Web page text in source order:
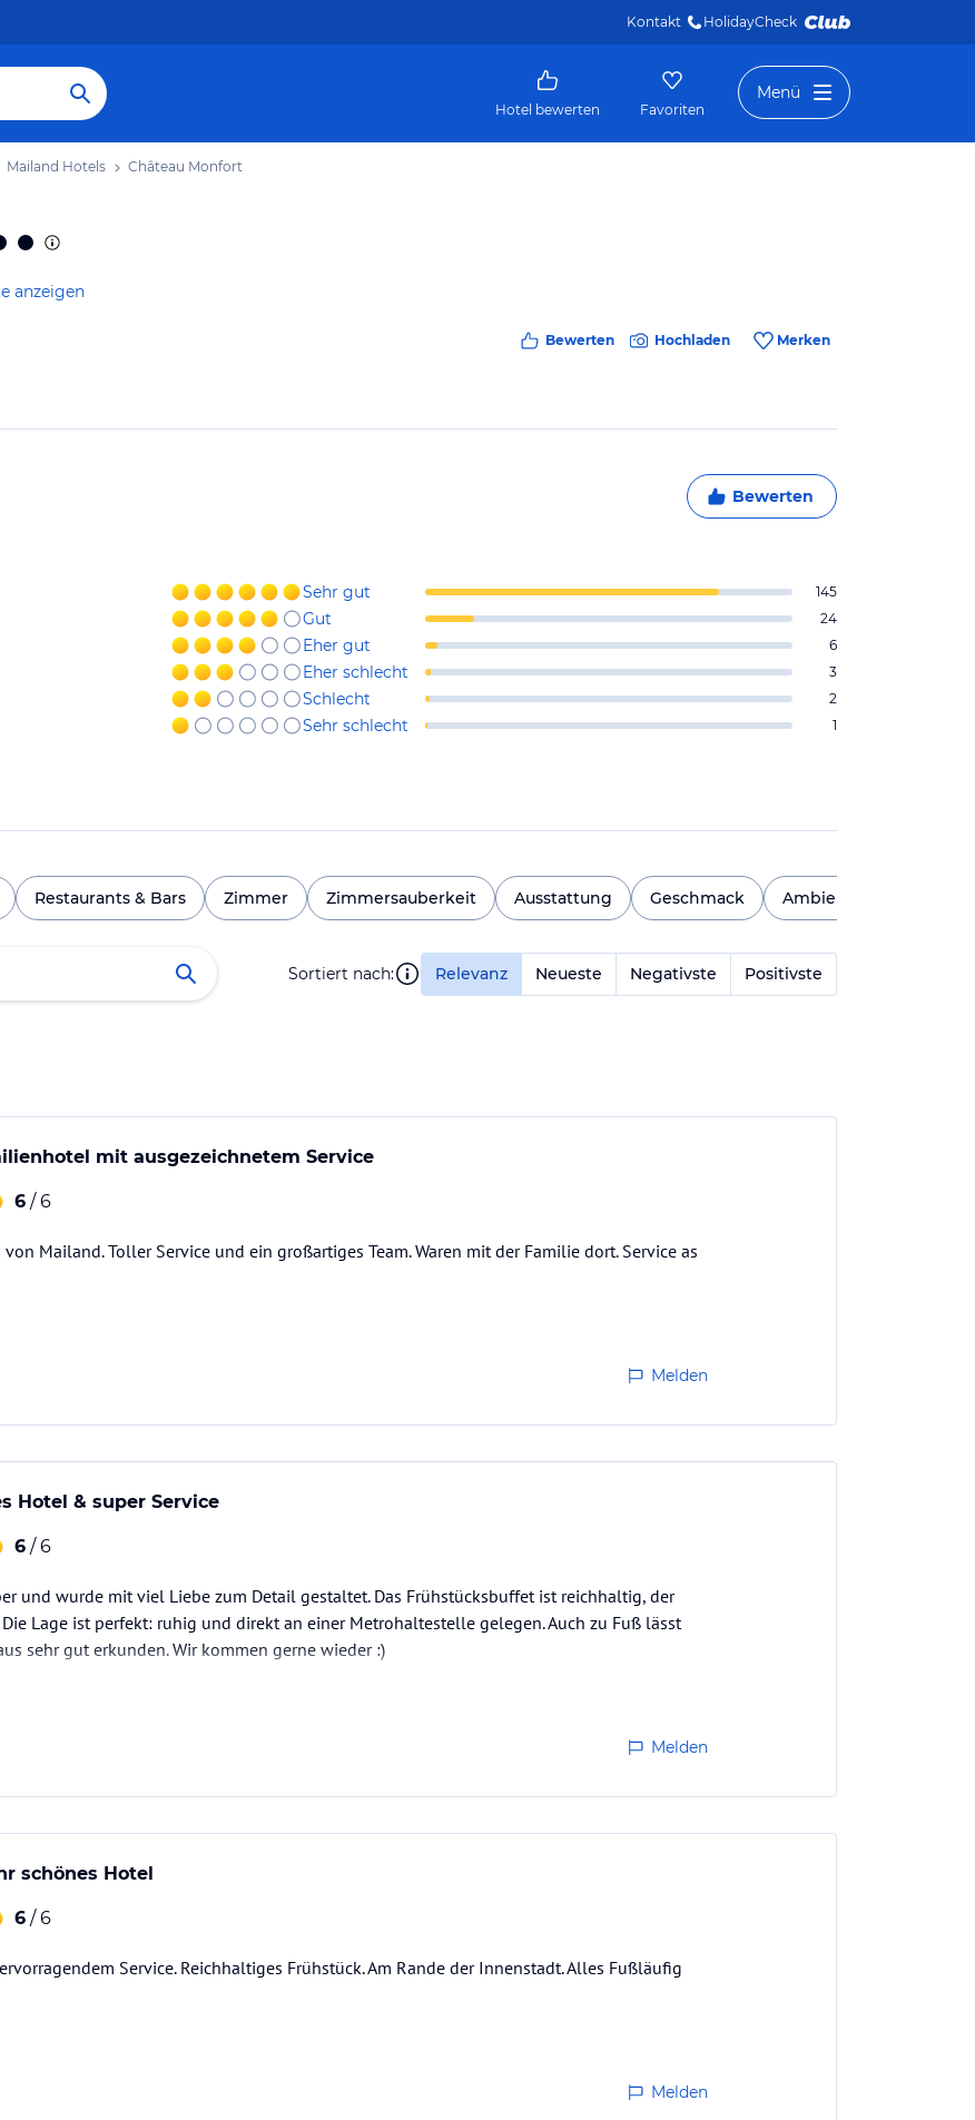
Kontakt HolidayCheck
Hotel bewerten Favoriten
Menü
Mailand Hotels Château Monfort
anzeigen
Bewerten Hochladen Merken
Bewerten
Sehr gut 145
Gut 24
Eher gut 6
Eher schlecht 3
Schlecht 2
Sehr schlecht 1
Restaurants & Bars Zimmer Zimmersauberkeit Ausstattung Geschmack Ambiente
Sortiert nach: Relevanz Neueste Negativste Positivste
mit ausgezeichnetem Service
6 / 6
Mailand. Toller Service und ein großartiges Team. Waren mit der Familie dort. Service as
Melden
Hotel & super Service
6 / 6
und wurde mit viel Liebe zum Detail gestaltet. Das Frühstücksbuffet ist reichhaltig, der
Die Lage ist perfekt: ruhig und direkt an einer Metrohaltestelle gelegen. Auch zu Fuß lässt
sehr gut erkunden. Wir kommen gerne wieder :)
Melden
schönes Hotel
6 / 6
Service. Reichhaltiges Frühstück. Am Rande der Innenstadt. Alles Fußläufig
Melden